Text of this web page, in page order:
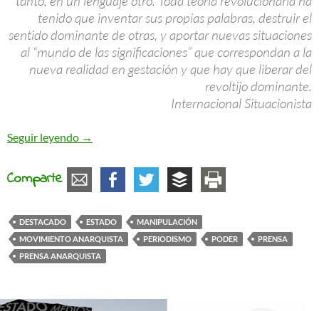
tenido que inventar sus propias palabras, destruir el
sentido dominante de otras, y aportar nuevas situaciones
al “mundo de las significaciones” que correspondan a la
nueva realidad en gestación y que hay que liberar del
revoltijo dominante.
Internacional Situacionista
Seguir leyendo Apuntes sobre periodismo
→
Comparte
DESTACADO ESTADO
MANIPULACIÓN
MOVIMIENTO ANARQUISTA
PERIODISMO PODER
PRENSA
PRENSA ANARQUISTA